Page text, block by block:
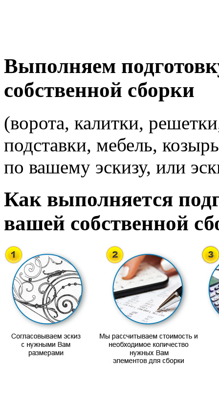
Выполняем
собственной сборки
(ворота, калитки,
подставки, мебель,
по вашему эскизу, или
Как выполняется
вашей собственной